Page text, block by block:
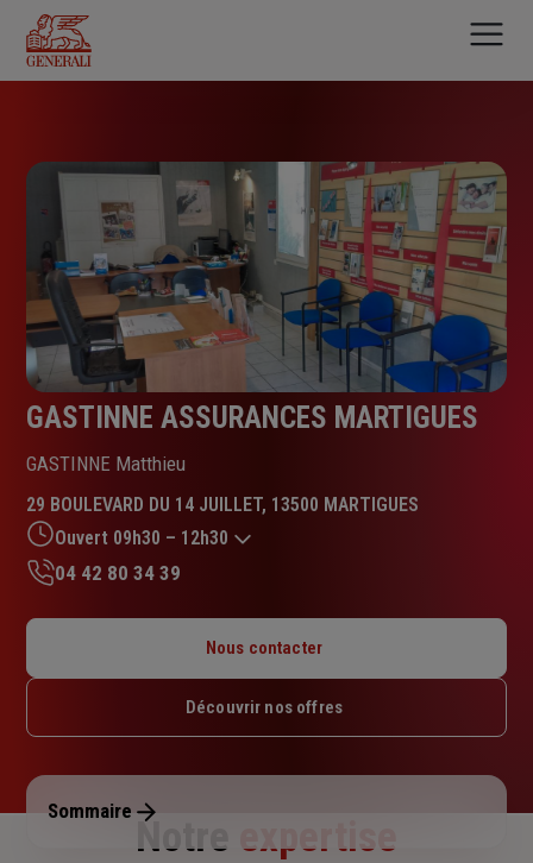
contenu
principal
GASTINNE ASSURANCES MARTIGUES
GASTINNE Matthieu
29 BOULEVARD DU 14 JUILLET, 13500 MARTIGUES
Ouvert 09h30 – 12h30
Mardi : 09h30 – 12h30
Jeudi : 09h30 – 12h30
Dimanche : Fermé
04 42 80 34 39
Nous contacter
Découvrir nos offres
Sommaire
Notre expertise